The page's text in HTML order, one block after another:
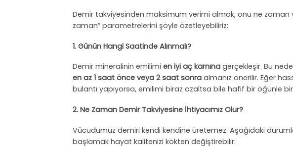
Demir takviyesinden maksimum verimi almak, onu ne zaman
zaman” parametrelerini şöyle özetleyebiliriz:
1. Günün Hangi Saatinde Alınmalı?
Demir mineralinin emilimi en iyi aç karnına gerçekleşir. Bu
en az 1 saat önce veya 2 saat sonra almanız önerilir. Eğer
bulantı yapıyorsa, emilimi biraz azaltsa bile hafif bir öğünle
2. Ne Zaman Demir Takviyesine İhtiyacımız Olur?
Vücudumuz demiri kendi kendine üretemez. Aşağıdaki
başlamak hayat kalitenizi kökten değiştirebilir: